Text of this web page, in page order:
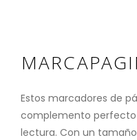
Estos marcadores de
complemento
lectura. Con un